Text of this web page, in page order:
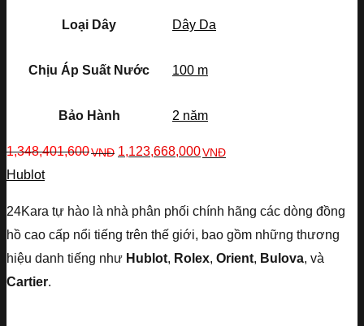
Loại Dây Dây Da
Chịu Áp Suất Nước 100 m
Bảo Hành 2 năm
1,348,401,600VNĐ 1,123,668,000VNĐ
Hublot
24Kara tự hào là nhà phân phối chính hãng các dòng đồng
hồ cao cấp nổi tiếng trên thế giới, bao gồm những thương
hiệu danh tiếng như Hublot, Rolex, Orient, Bulova, và
Cartier.